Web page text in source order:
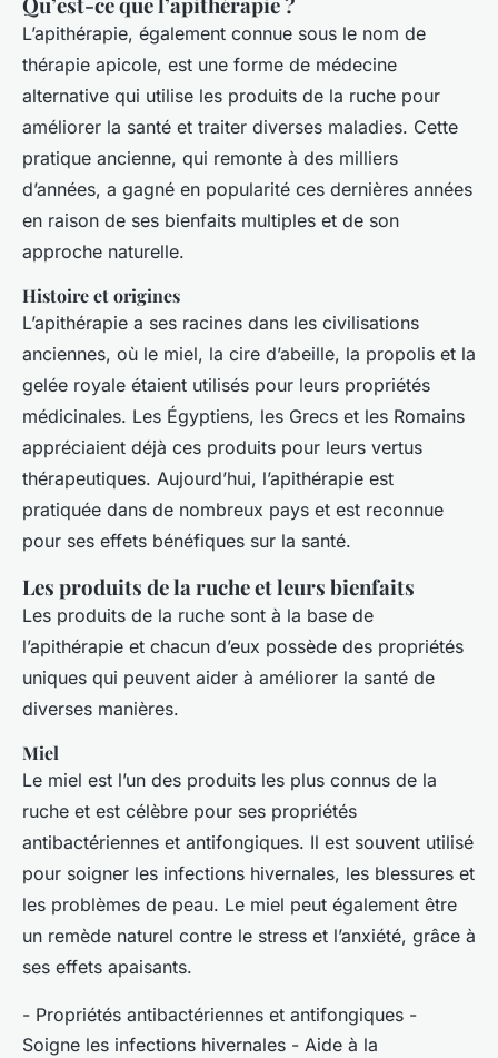
L’apithérapie, également connue sous le nom de
thérapie apicole, est une forme de médecine
alternative qui utilise les produits de la ruche pour
améliorer la santé et traiter diverses maladies. Cette
pratique ancienne, qui remonte à des milliers
d’années, a gagné en popularité ces dernières années
en raison de ses bienfaits multiples et de son
approche naturelle.
Histoire et origines
L’apithérapie a ses racines dans les civilisations
anciennes, où le miel, la cire d’abeille, la propolis et la
gelée royale étaient utilisés pour leurs propriétés
médicinales. Les Égyptiens, les Grecs et les Romains
appréciaient déjà ces produits pour leurs vertus
thérapeutiques. Aujourd’hui, l’apithérapie est
pratiquée dans de nombreux pays et est reconnue
pour ses effets bénéfiques sur la santé.
Les produits de la ruche et leurs bienfaits
Les produits de la ruche sont à la base de
l’apithérapie et chacun d’eux possède des propriétés
uniques qui peuvent aider à améliorer la santé de
diverses manières.
Miel
Le miel est l’un des produits les plus connus de la
ruche et est célèbre pour ses propriétés
antibactériennes et antifongiques. Il est souvent utilisé
pour soigner les infections hivernales, les blessures et
les problèmes de peau. Le miel peut également être
un remède naturel contre le stress et l’anxiété, grâce à
ses effets apaisants.
- Propriétés antibactériennes et antifongiques -
Soigne les infections hivernales - Aide à la